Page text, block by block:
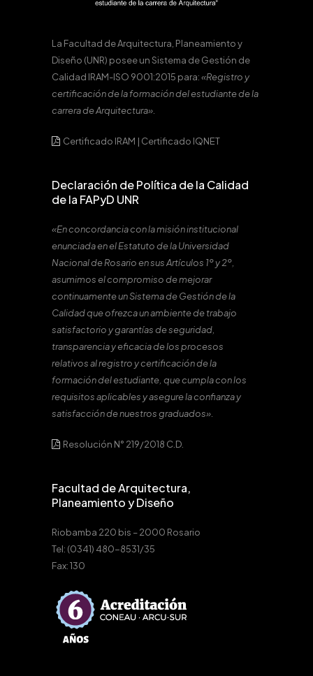
La Facultad de Arquitectura, Planeamiento y
Diseño (UNR) posee un Sistema de Gestión de
Calidad IRAM-ISO 9001:2015 para:«Registro y
certificación de la formación del estudiante de la
carrera de Arquitectura».
Certificado IRAM | Certificado IQNET
Declaración de Política de la Calidad
de la FAPyD UNR
«En concordancia con la misión institucional
enunciada en el Estatuto de la Universidad
Nacional de Rosario en sus Artículos 1º y 2º,
asumimos el compromiso de mejorar
continuamente un Sistema de Gestión de la
Calidad que ofrezca un ambiente de trabajo
satisfactorio y garantías de seguridad,
transparencia y eficacia de los procesos
relativos al registro y certificación de la
formación del estudiante, que cumpla con los
requisitos aplicables y asegure la confianza y
satisfacción de nuestros graduados».
Resolución N° 219/2018 C.D.
Facultad de Arquitectura,
Planeamiento y Diseño
Riobamba 220 bis – 2000 Rosario
Tel: (0341) 480-8531/35
Fax: 130